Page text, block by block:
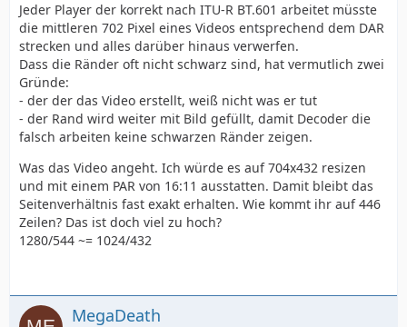
Jeder Player der korrekt nach ITU-R BT.601 arbeitet müsste
die mittleren 702 Pixel eines Videos entsprechend dem DAR
strecken und alles darüber hinaus verwerfen.
Dass die Ränder oft nicht schwarz sind, hat vermutlich zwei
Gründe:
- der der das Video erstellt, weiß nicht was er tut
- der Rand wird weiter mit Bild gefüllt, damit Decoder die
falsch arbeiten keine schwarzen Ränder zeigen.
Was das Video angeht. Ich würde es auf 704x432 resizen
und mit einem PAR von 16:11 ausstatten. Damit bleibt das
Seitenverhältnis fast exakt erhalten. Wie kommt ihr auf 446
Zeilen? Das ist doch viel zu hoch?
1280/544 ~= 1024/432
MegaDeath